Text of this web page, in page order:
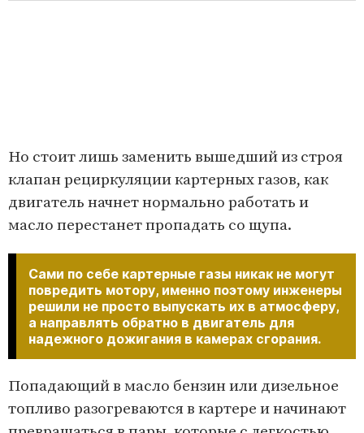
Но стоит лишь заменить вышедший из строя
клапан рециркуляции картерных газов, как
двигатель начнет нормально работать и
масло перестанет пропадать со щупа.
Сами по себе картерные газы никак не могут
повредить мотору, именно поэтому инженеры
решили не просто выпускать их в атмосферу,
а направлять обратно в двигатель для
надежного дожигания в камерах сгорания.
Попадающий в масло бензин или дизельное
топливо разогреваются в картере и начинают